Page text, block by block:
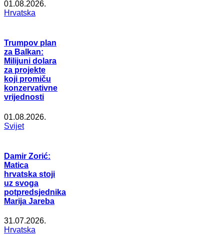
01.08.2026.
Hrvatska
Trumpov plan
za Balkan:
Milijuni dolara
za projekte
koji promiču
konzervativne
vrijednosti
01.08.2026.
Svijet
Damir Zorić:
Matica
hrvatska stoji
uz svoga
potpredsjednika
Marija Jareba
31.07.2026.
Hrvatska